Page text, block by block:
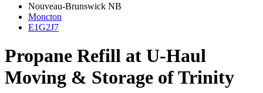
Nouveau-Brunswick NB
Moncton
E1G2J7
Propane Refill at U-Haul
Moving & Storage of Trinity